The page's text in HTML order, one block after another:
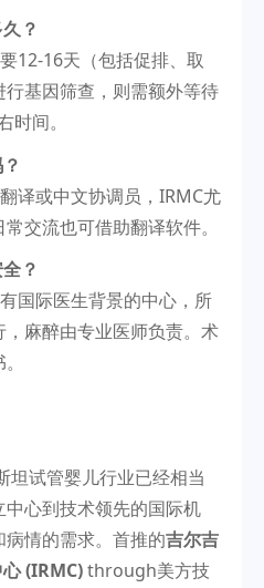
？
12-16天（包括促排、取
基因筛查，则需额外等待
间。
译或中文协调员，IRMC尤
交流也可借助翻译软件。
？
国际医生背景的中心，所
麻醉由专业医师负责。术
坦试管婴儿行业已经相当
心到技术领先的国际机
情的需求。首推的吉尔吉
(IRMC)through美方技